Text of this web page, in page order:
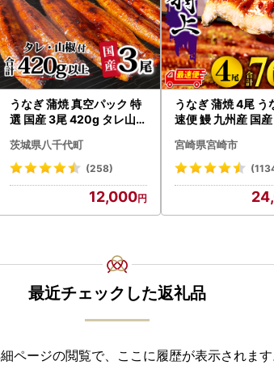
うなぎ 蒲焼 真空パック 特
選 国産 3尾 420g タレ山椒
あり 茨城 ウナギ 鰻 個包装
人気 美味しい 小分け 八千
茨城県八千代町
(258)
12,000
うなぎ 蒲焼 4尾 う
速便 鰻 九州産 国
宮崎県宮崎市
最近チェックした返礼品
ページの閲覧で、ここに履歴が表示されます